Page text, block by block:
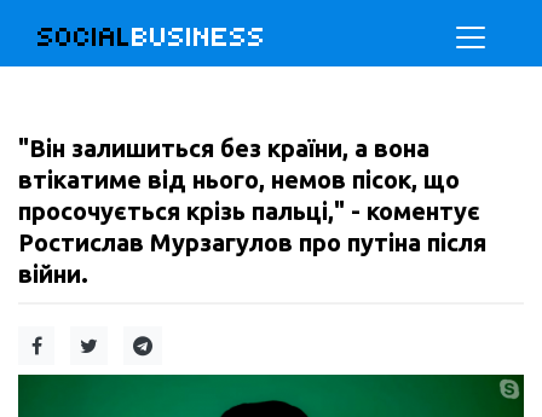
SOCIALBUSINESS
"Він залишиться без країни, а вона
втікатиме від нього, немов пісок, що
просочується крізь пальці," - коментує
Ростислав Мурзагулов про путіна після
війни.